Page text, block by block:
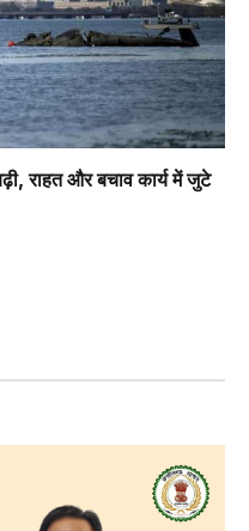
राहत और बचाव कार्य में जुटे